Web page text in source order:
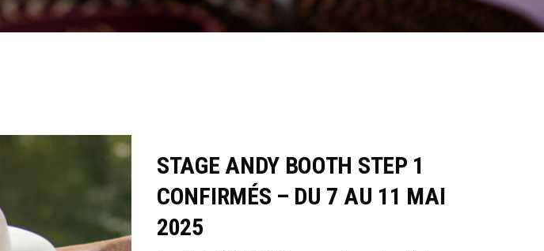
STAGE ANDY BOOTH STEP 1
CONFIRMÉS – DU 7 AU 11 MAI
2025